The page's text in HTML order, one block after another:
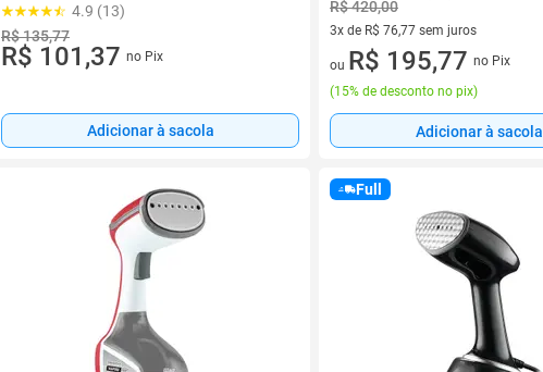
4.9 (13)
R$ 135,77
R$ 101,37 no Pix
Adicionar à sacola
R$ 420,00
3x de R$ 76,77 sem juros
3 vez de R$ 76,77 sem juros
ou R$ 195,77 no Pix
(15% de desconto no pix)
Adicionar à sacola
Full